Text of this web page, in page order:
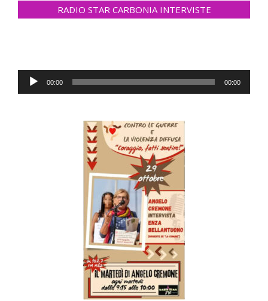
RADIO STAR CARBONIA INTERVISTE
Audio-
Player
00:00 00:00